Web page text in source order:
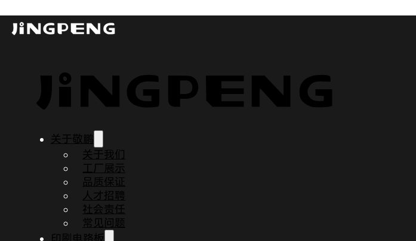
关于敬鹏
关于我们
工厂展示
品质保证
人才招聘
社会责任
常见问题
印刷电路板
PCB板8D问题解决8步法
更新时间：2023-11-23
阅读时间：5 分钟